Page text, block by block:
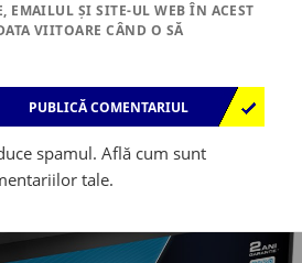
EMAILUL ȘI SITE-UL WEB ÎN ACEST
VIITOARE CÂND O SĂ
spamul.Află cum sunt
tale.